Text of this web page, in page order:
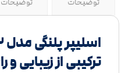
ترکیبی از زیبایی و